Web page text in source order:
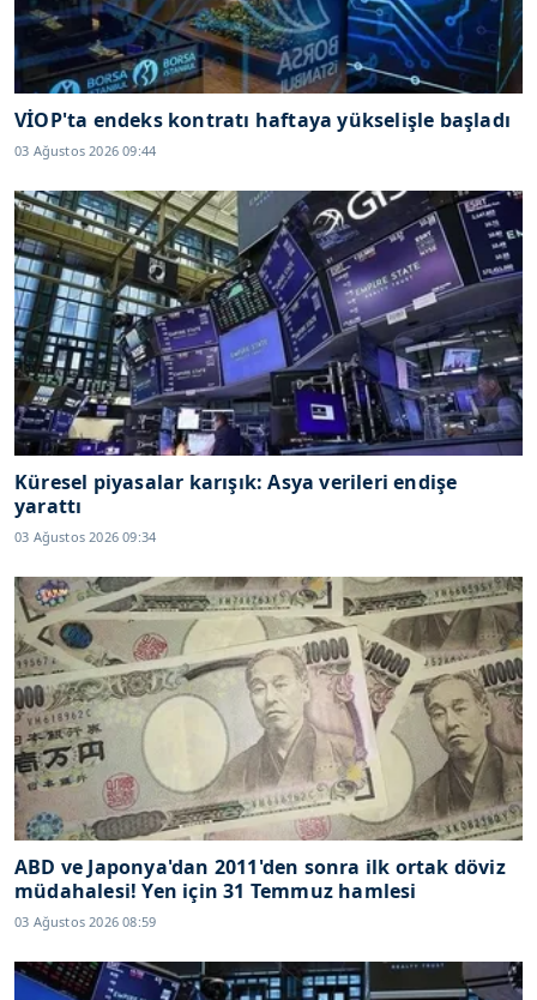
VİOP'ta endeks kontratı haftaya yükselişle başladı
03 Ağustos 2026 09:44
Küresel piyasalar karışık: Asya verileri endişe
yarattı
03 Ağustos 2026 09:34
ABD ve Japonya'dan 2011'den sonra ilk ortak döviz
müdahalesi! Yen için 31 Temmuz hamlesi
03 Ağustos 2026 08:59